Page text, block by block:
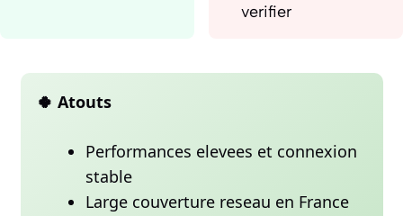
verifier
🍀 Atouts
Performances elevees et connexion
stable
Large couverture reseau en France